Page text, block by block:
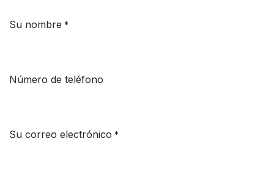
Su nombre *
Número de teléfono
Su correo electrónico *